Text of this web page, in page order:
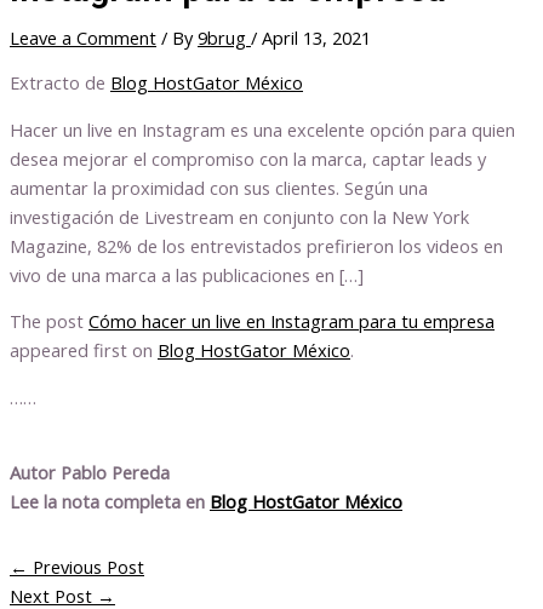
Leave a Comment / By9brug / April 13, 2021
Extracto de Blog HostGator México
Hacer un live en Instagram es una excelente opción para quien
desea mejorar el compromiso con la marca, captar leads y
aumentar la proximidad con sus clientes. Según una
investigación de Livestream en conjunto con la New York
Magazine, 82% de los entrevistados prefirieron los videos en
vivo de una marca a las publicaciones en […]
The post Cómo hacer un live en Instagram para tu empresa
appeared first on Blog HostGator México.
……
Autor Pablo Pereda
Lee la nota completa en Blog HostGator México
← Previous Post
Next Post →